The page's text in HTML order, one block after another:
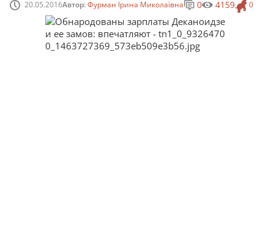
20.05.2016Автор:Фурман Ірина Миколаївна 0
0 4159